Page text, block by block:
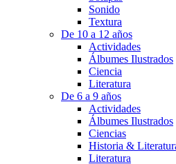
Sonido
Textura
De 10 a 12 años
Actividades
Álbumes Ilustrados
Ciencia
Literatura
De 6 a 9 años
Actividades
Álbumes Ilustrados
Ciencias
Historia &
Literatura